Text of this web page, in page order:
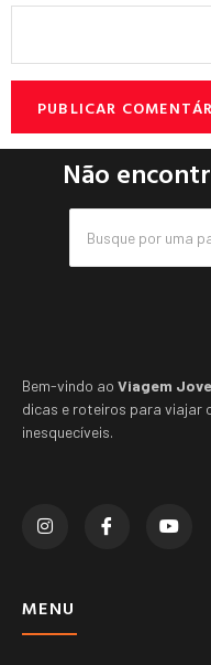
Não
Bem-vindo ao Viagem
dicas e roteiros para viajar
inesquecíveis.
MENU